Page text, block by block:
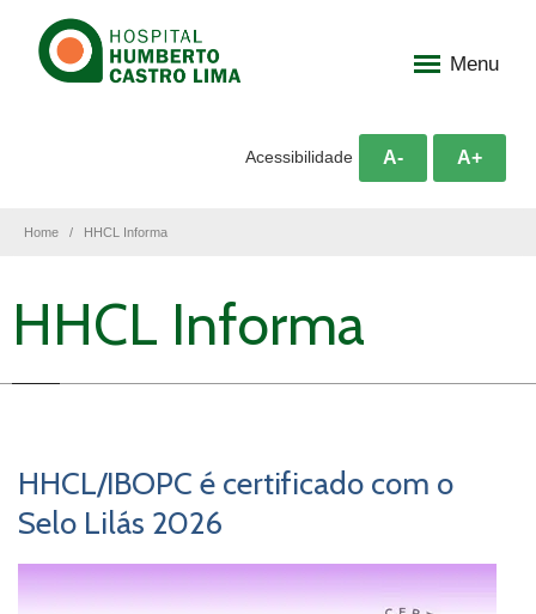
Menu
Acessibilidade A- A+
Home HHCL Informa
HHCL Informa
HHCL/IBOPC é certificado com o
Selo Lilás 2026